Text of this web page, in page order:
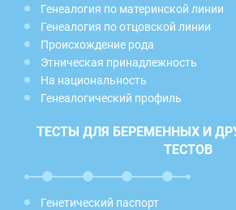
Генеалогия по материнской линии
Генеалогия по отцовской линии
Происхождение рода
Этническая принадлежность
На национальность
Генеалогический профиль
ТЕСТЫ ДЛЯ БЕРЕМЕННЫХ И
ТЕСТОВ
Генетический паспорт